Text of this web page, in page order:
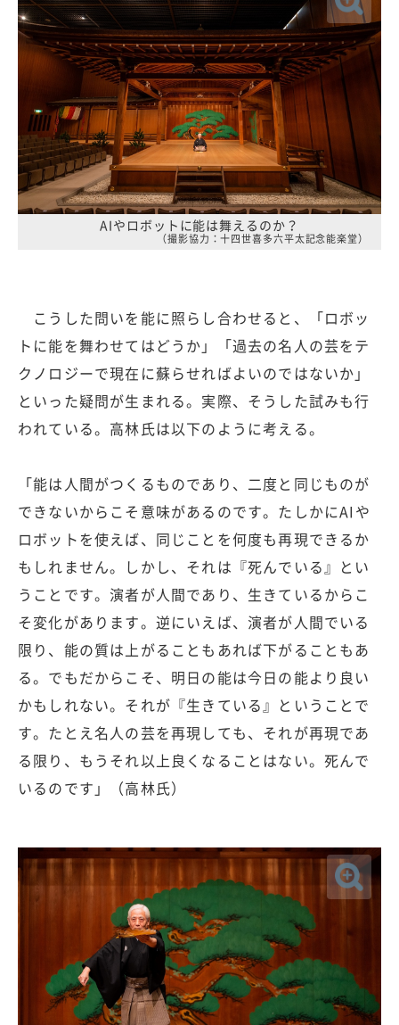
AIやロボットに能は舞えるのか？
（撮影協力：十四世喜多六平太記念能楽堂）
こうした問いを能に照らし合わせると、「ロボッ
トに能を舞わせてはどうか」「過去の名人の芸をテ
クノロジーで現在に蘇らせればよいのではないか」
といった疑問が生まれる。実際、そうした試みも行
われている。高林氏は以下のように考える。
「能は人間がつくるものであり、二度と同じものが
できないからこそ意味があるのです。たしかにAIや
ロボットを使えば、同じことを何度も再現できるか
もしれません。しかし、それは『死んでいる』とい
うことです。演者が人間であり、生きているからこ
そ変化があります。逆にいえば、演者が人間でいる
限り、能の質は上がることもあれば下がることもあ
る。でもだからこそ、明日の能は今日の能より良い
かもしれない。それが『生きている』ということで
す。たとえ名人の芸を再現しても、それが再現であ
る限り、もうそれ以上良くなることはない。死んで
いるのです」（高林氏）